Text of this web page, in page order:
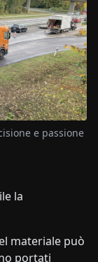
e passione
la
materiale può
portati